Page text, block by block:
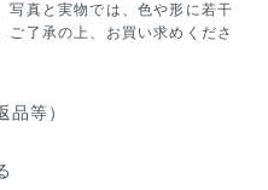
写真と実物では、色や形に若干
ご了承の上、お買い求めくださ
品等）